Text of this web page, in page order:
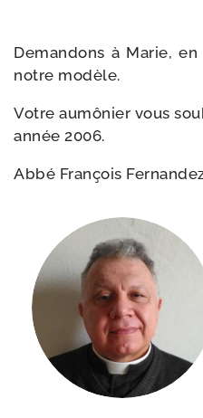
Demandons à Marie, en
notre modèle.
Votre aumô­nier vous
année 2006.
Abbé François